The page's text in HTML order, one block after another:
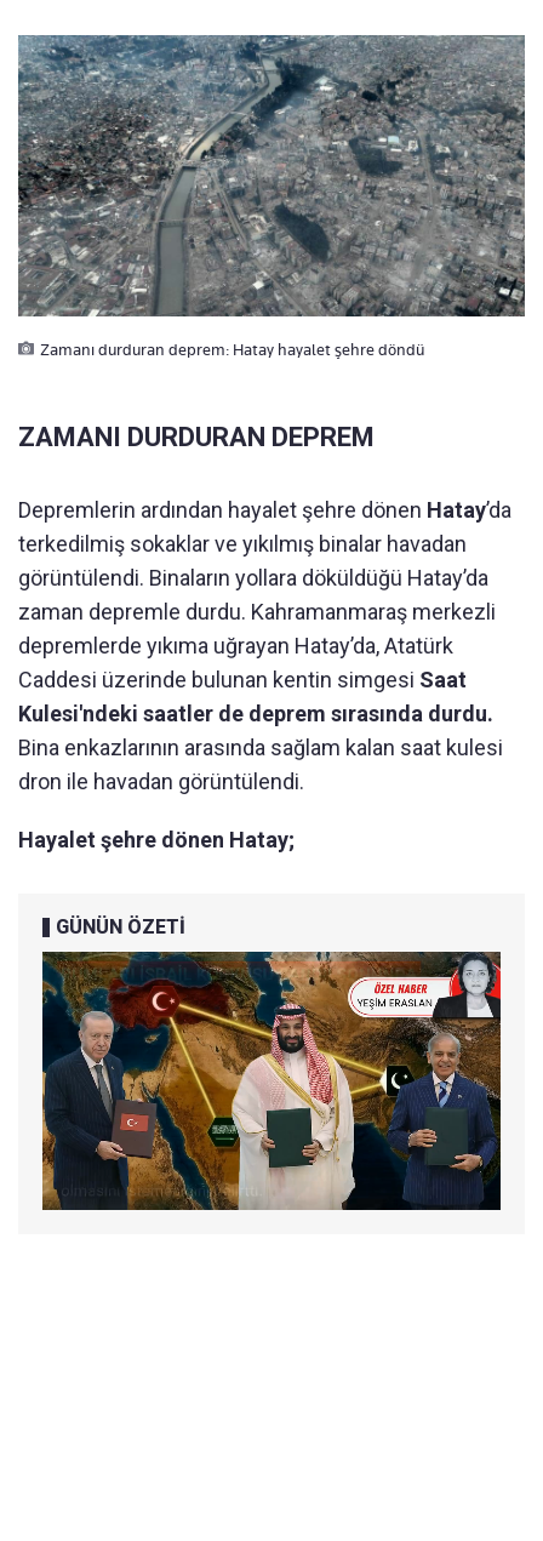
Zamanı durduran deprem: Hatay hayalet şehre döndü
ZAMANI DURDURAN DEPREM
Depremlerin ardından hayalet şehre dönen Hatay’da
terkedilmiş sokaklar ve yıkılmış binalar havadan
görüntülendi. Binaların yollara döküldüğü Hatay’da
zaman depremle durdu. Kahramanmaraş merkezli
depremlerde yıkıma uğrayan Hatay’da, Atatürk
Caddesi üzerinde bulunan kentin simgesi Saat
Kulesi'ndeki saatler de deprem sırasında durdu.
Bina enkazlarının arasında sağlam kalan saat kulesi
dron ile havadan görüntülendi.
Hayalet şehre dönen Hatay;
GÜNÜN ÖZETİ